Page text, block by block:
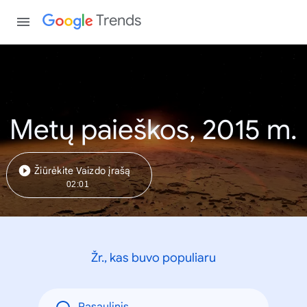
Trends
Metų paieškos, 2015 m.
Žiūrėkite Vaizdo įrašą
02:01
Žr., kas buvo populiaru